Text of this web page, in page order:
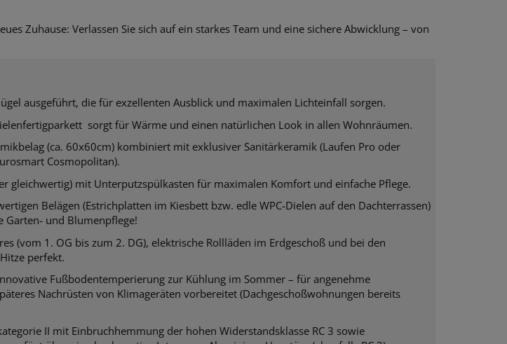
Zuhause: Verlassen Sie sich auf ein starkes Team und eine sichere Abwicklung – von
ausgeführt, die für exzellenten Ausblick und maximalen Lichteinfall sorgen.
sorgt für Wärme und einen natürlichen Look in allen Wohnräumen.
(ca. 60x60cm) kombiniert mit exklusiver Sanitärkeramik (Laufen Pro oder
Cosmopolitan).
gleichwertig) mit Unterputzspülkasten für maximalen Komfort und einfache Pflege.
Belägen (Estrichplatten im Kiesbett bzw. edle WPC-Dielen auf den Dachterrassen)
Garten- und Blumenpflege!
(vom 1. OG bis zum 2. DG), elektrische Rollläden im Erdgeschoß und bei den
perfekt.
Fußbodentemperierung zur Kühlung im Sommer – für angenehme
Nachrüsten von Klimageräten vorbereitet (Dachgeschoßwohnungen bereits
II mit Einbruchhemmung der hohen Widerstandsklasse RC 3 sowie